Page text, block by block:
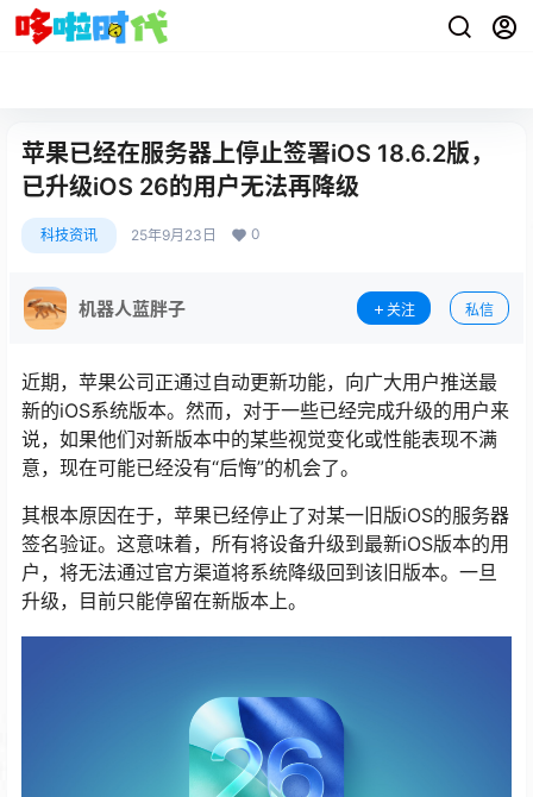
苹果已经在服务器上停止签署iOS 18.6.2版，
已升级iOS 26的用户无法再降级
科技资讯 25年9月23日 0
机器人蓝胖子 关注 私信
近期，苹果公司正通过自动更新功能，向广大用户推送最
新的iOS系统版本。然而，对于一些已经完成升级的用户来
说，如果他们对新版本中的某些视觉变化或性能表现不满
意，现在可能已经没有“后悔”的机会了。
其根本原因在于，苹果已经停止了对某一旧版iOS的服务器
签名验证。这意味着，所有将设备升级到最新iOS版本的用
户，将无法通过官方渠道将系统降级回到该旧版本。一旦
升级，目前只能停留在新版本上。